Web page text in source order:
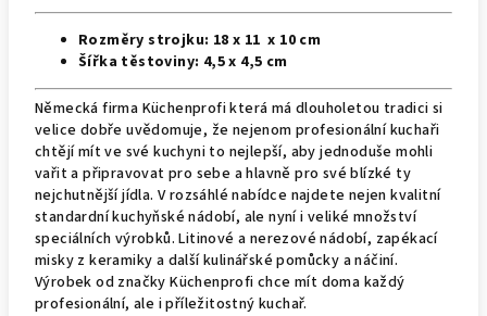
Rozměry strojku: 18 x 11 x 10 cm
Šířka těstoviny: 4,5 x 4,5 cm
Německá firma Küchenprofi která má dlouholetou tradici si
velice dobře uvědomuje, že nejenom profesionální kuchaři
chtějí mít ve své kuchyni to nejlepší, aby jednoduše mohli
vařit a připravovat pro sebe a hlavně pro své blízké ty
nejchutnější jídla. V rozsáhlé nabídce najdete nejen kvalitní
standardní kuchyňské nádobí, ale nyní i veliké množství
speciálních výrobků. Litinové a nerezové nádobí, zapékací
misky z keramiky a další kulinářské pomůcky a náčiní.
Výrobek od značky Küchenprofi chce mít doma každý
profesionální, ale i příležitostný kuchař.